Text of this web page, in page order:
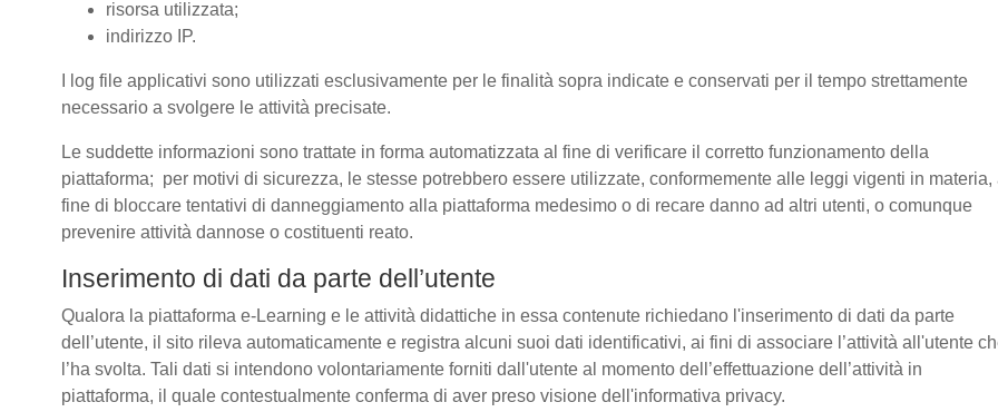
risorsa utilizzata;
indirizzo IP.
I log file applicativi sono utilizzati esclusivamente per le finalità sopra indicate e conservati per il tempo strettamente
necessario a svolgere le attività precisate.
Le suddette informazioni sono trattate in forma automatizzata al fine di verificare il corretto funzionamento della
piattaforma; per motivi di sicurezza, le stesse potrebbero essere utilizzate, conformemente alle leggi vigenti in materia,
fine di bloccare tentativi di danneggiamento alla piattaforma medesimo o di recare danno ad altri utenti, o comunque
prevenire attività dannose o costituenti reato.
Inserimento di dati da parte dell’utente
Qualora la piattaforma e-Learning e le attività didattiche in essa contenute richiedano l'inserimento di dati da parte
dell’utente, il sito rileva automaticamente e registra alcuni suoi dati identificativi, ai fini di associare l’attività all'utente
l’ha svolta. Tali dati si intendono volontariamente forniti dall'utente al momento dell’effettuazione dell’attività in
piattaforma, il quale contestualmente conferma di aver preso visione dell'informativa privacy.